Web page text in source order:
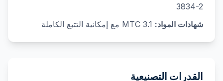
3834-2
شهادات المواد:
القدرات التصنيعية